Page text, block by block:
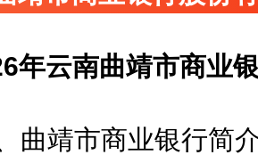
年云南曲靖市商业
靖市商业银行简